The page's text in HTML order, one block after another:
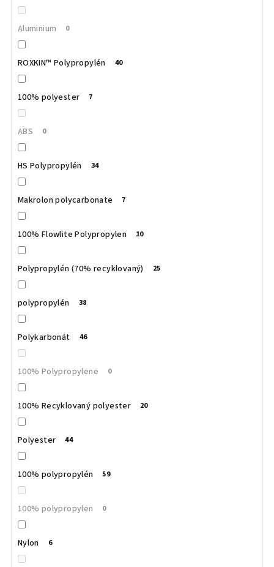
Aluminium 0
ROXKIN™ Polypropylén 40
100% polyester 7
ABS 0
HS Polypropylén 34
Makrolon polycarbonate 7
100% Flowlite Polypropylen 10
Polypropylén (70% recyklovaný) 25
polypropylén 38
Polykarbonát 46
100% Polypropylene 0
100% Recyklovaný polyester 20
Polyester 44
100% polypropylén 59
100% polypropylen 0
Nylon 6